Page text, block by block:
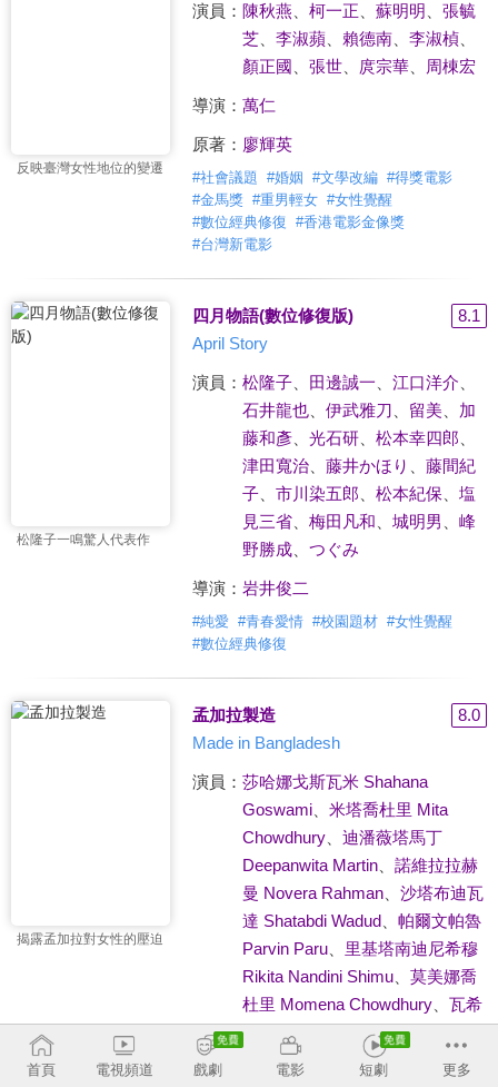
反映臺灣女性地位的變遷
演員： 陳秋燕 柯一正 蘇明明
張毓
芝、 李淑蘋、 賴德南、 李淑楨、
顏正國
張世、 庹宗華、 周棟宏
導演： 萬仁
原著： 廖輝英
#社會議題 #婚姻 #文學改編 #得獎電影
#金馬獎 #重男輕女 #女性覺醒
#數位經典修復 #香港電影金像獎
#台灣新電影
松隆子一鳴驚人代表作
四月物語(數位修復版)
8.1
April Story
演員： 松隆子、 田邊誠一 江口洋介
石井龍也、 伊武雅刀 留美、 加
藤和彥、 光石研、 松本幸四郎
津田寬治、 藤井かほり
藤間紀
子、 市川染五郎 松本紀保
塩
見三省、 梅田凡和 城明男
峰
野勝成、 つぐみ
導演： 岩井俊二
#純愛 #青春愛情 #校園題材 #女性覺醒
#數位經典修復
揭露孟加拉對女性的壓迫
孟加拉製造
8.0
Made in Bangladesh
演員： 莎哈娜戈斯瓦米 Shahana
Goswami、 米塔喬杜里 Mita
Chowdhury、 迪潘薇塔馬丁
Deepanwita Martin、 諾維拉拉赫
曼 Novera Rahman、 沙塔布迪瓦
達 Shatabdi Wadud、 帕爾文帕魯
Parvin Paru、 里基塔南迪尼希穆
Rikita Nandini Shimu、 莫美娜喬
杜里 Momena Chowdhury、 瓦希
達莫利克約利 Wahida Mollick
、阿羅諾羅伊 Aronno Roy
首頁 電視頻道 戲劇 電影 短劇 更多